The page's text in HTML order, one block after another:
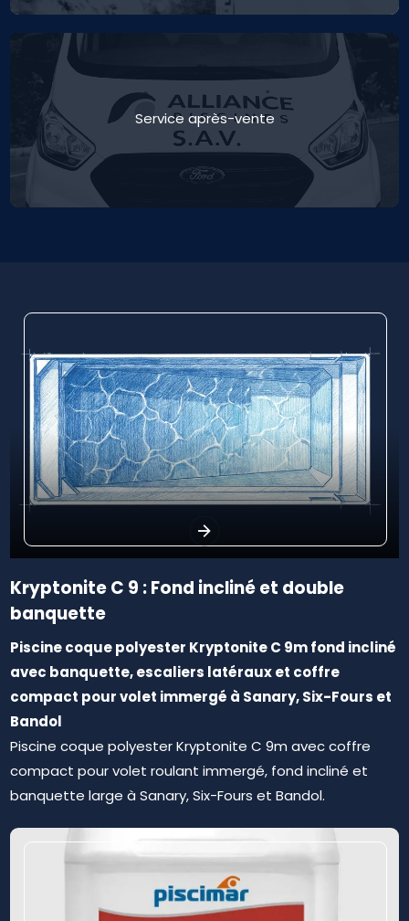
Service après-vente
Kryptonite C 9 : Fond incliné et double
banquette
Piscine coque polyester Kryptonite C 9m fond incliné
avec banquette, escaliers latéraux et coffre
compact pour volet immergé à Sanary, Six-Fours et
Bandol
Piscine coque polyester Kryptonite C 9m avec coffre
compact pour volet roulant immergé, fond incliné et
banquette large à Sanary, Six-Fours et Bandol.